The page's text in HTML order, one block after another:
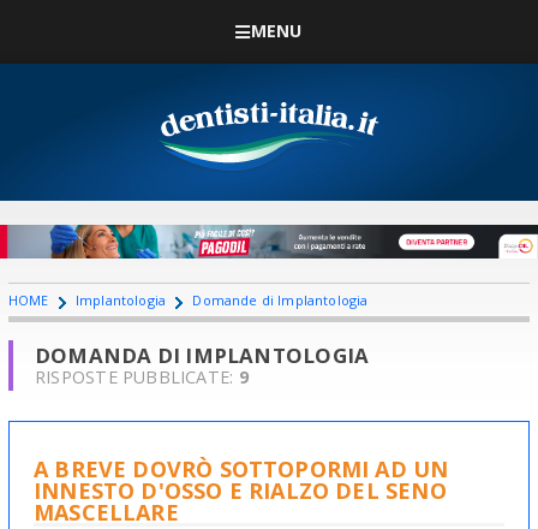
MENU
HOME Implantologia Domande di Implantologia
DOMANDA DI IMPLANTOLOGIA
RISPOSTE PUBBLICATE: 9
A BREVE DOVRÒ SOTTOPORMI AD UN
INNESTO D'OSSO E RIALZO DEL SENO
MASCELLARE